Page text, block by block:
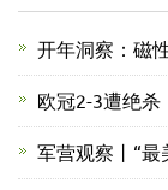
开年洞察：磁
欧冠2-3遭绝
军营观察丨“